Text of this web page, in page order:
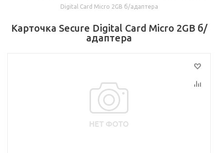
Digital Card Micro 2GB б/адаптера
Карточка Secure Digital Card Micro 2GB б/
адаптера